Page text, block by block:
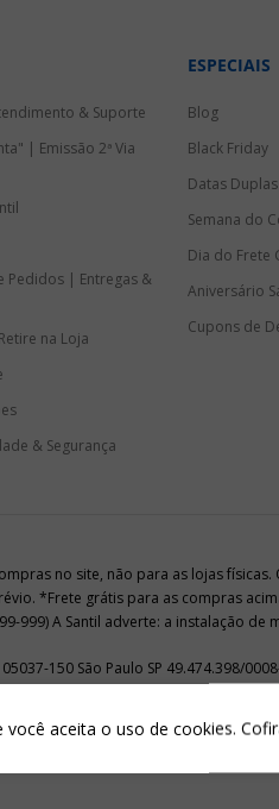
aceita o uso de cookies.
& Suporte
| Emissão 2ª Via
Pedidos | Entregas &
na Loja
& Segurança
ESPECIAIS
Blog
Black Friday
Datas Duplas
Semana do
Dia do Frete
Aniversário
Cupons de
150 São Paulo SP 49.474.398/
no site, não para as lojas
*Frete grátis para as compras
999) A Santil adverte: a instalação